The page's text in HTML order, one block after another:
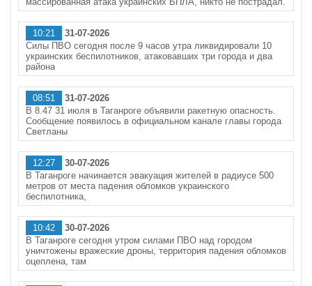
10:21
31-07-2026
Силы ПВО сегодня после 9 часов утра ликвидировали 10
украинских беспилотников, атаковавших три города и два
района
08:51
31-07-2026
В 8.47 31 июля в Таганроге объявили ракетную опасность.
Сообщение появилось в официальном канале главы города
Светланы
12:27
30-07-2026
В Таганроге начинается эвакуация жителей в радиусе 500
метров от места падения обломков украинского
беспилотника,
10:42
30-07-2026
В Таганроге сегодня утром силами ПВО над городом
уничтожены вражеские дроны, территория падения обломков
оцеплена, там